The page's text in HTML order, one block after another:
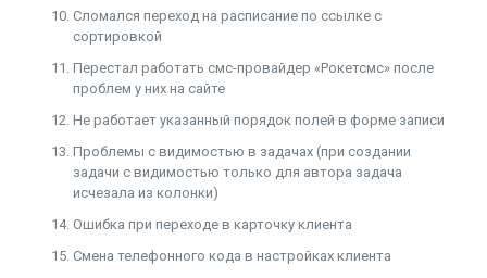
Сломался переход на расписание по ссылке с
сортировкой
Перестал работать смс-провайдер «Рокетсмс» после
проблем у них на сайте
Не работает указанный порядок полей в форме записи
Проблемы с видимостью в задачах (при создании
задачи с видимостью только для автора задача
исчезала из колонки)
Ошибка при переходе в карточку клиента
Смена телефонного кода в настройках клиента